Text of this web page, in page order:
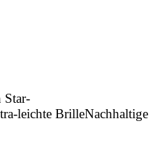
Star-
leichte BrilleNachhaltige